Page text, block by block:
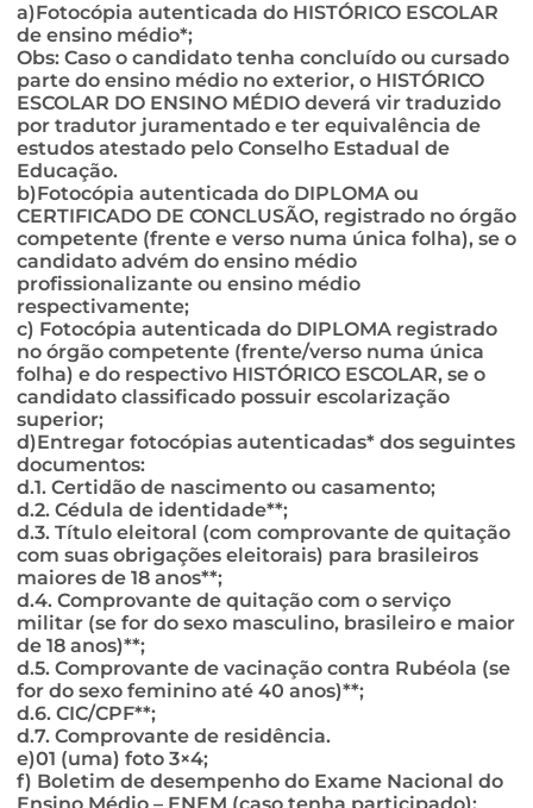
a)Fotocópia autenticada do HISTÓRICO ESCOLAR
de ensino médio*;
Obs: Caso o candidato tenha concluído ou cursado
parte do ensino médio no exterior, o HISTÓRICO
ESCOLAR DO ENSINO MÉDIO deverá vir traduzido
por tradutor juramentado e ter equivalência de
estudos atestado pelo Conselho Estadual de
Educação.
b)Fotocópia autenticada do DIPLOMA ou
CERTIFICADO DE CONCLUSÃO, registrado no órgão
competente (frente e verso numa única folha), se o
candidato advém do ensino médio
profissionalizante ou ensino médio
respectivamente;
c) Fotocópia autenticada do DIPLOMA registrado
no órgão competente (frente/verso numa única
folha) e do respectivo HISTÓRICO ESCOLAR, se o
candidato classificado possuir escolarização
superior;
d)Entregar fotocópias autenticadas* dos seguintes
documentos:
d.1. Certidão de nascimento ou casamento;
d.2. Cédula de identidade**;
d.3. Título eleitoral (com comprovante de quitação
com suas obrigações eleitorais) para brasileiros
maiores de 18 anos**;
d.4. Comprovante de quitação com o serviço
militar (se for do sexo masculino, brasileiro e maior
de 18 anos)**;
d.5. Comprovante de vacinação contra Rubéola (se
for do sexo feminino até 40 anos)**;
d.6. CIC/CPF**;
d.7. Comprovante de residência.
e)01 (uma) foto 3×4;
f) Boletim de desempenho do Exame Nacional do